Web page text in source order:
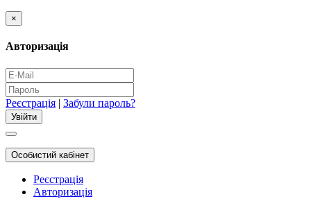
×
Авторизація
Реєстрація | Забули пароль?
Особистий кабінет
Реєстрація
Авторизація